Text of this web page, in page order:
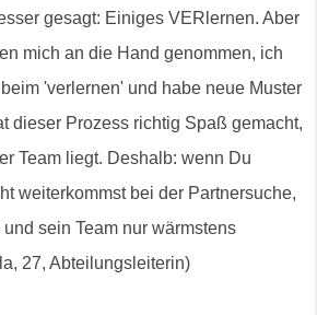
gesagt: Einiges VERlernen. Aber
mich an die Hand genommen, ich
'verlernen' und habe neue Muster
dieser Prozess richtig Spaß gemacht,
Team liegt. Deshalb: wenn Du
weiterkommst bei der Partnersuche,
sein Team nur wärmstens
27, Abteilungsleiterin)